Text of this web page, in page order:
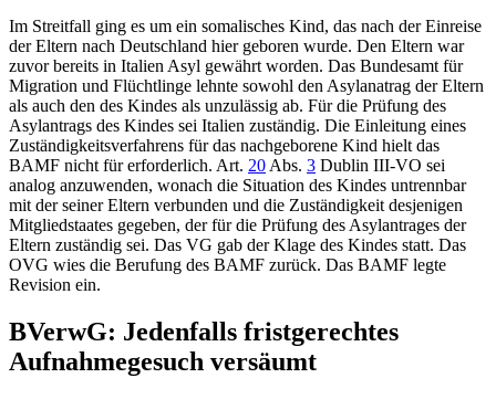
Im Streitfall ging es um ein somalisches Kind, das nach der Einreise
der Eltern nach Deutschland hier geboren wurde. Den Eltern war
zuvor bereits in Italien Asyl gewährt worden. Das Bundesamt für
Migration und Flüchtlinge lehnte sowohl den Asylanatrag der Eltern
als auch den des Kindes als unzulässig ab. Für die Prüfung des
Asylantrags des Kindes sei Italien zuständig. Die Einleitung eines
Zuständigkeitsverfahrens für das nachgeborene Kind hielt das
BAMF nicht für erforderlich. Art. 20Abs. 3 Dublin III-VO sei
analog anzuwenden, wonach die Situation des Kindes untrennbar
mit der seiner Eltern verbunden und die Zuständigkeit desjenigen
Mitgliedstaates gegeben, der für die Prüfung des Asylantrages der
Eltern zuständig sei. Das VG gab der Klage des Kindes statt. Das
OVG wies die Berufung des BAMF zurück. Das BAMF legte
Revision ein.
BVerwG: Jedenfalls fristgerechtes
Aufnahmegesuch versäumt